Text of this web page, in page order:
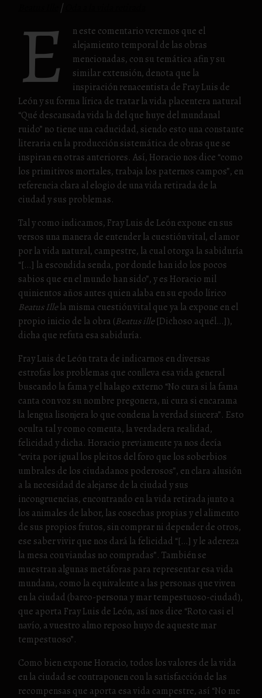
|
E
n este comentario veremos que el
alejamiento temporal de las obras
mencionadas, con su temática afin y su
similar extensión, denota que la
inspiración renacentista de Fray Luis de
León y su forma lírica de tratar la vida placentera natural
“Qué descansada vida la del que huye del mundanal
ruido” no tiene una caducidad, siendo esto una constante
literaria en la producción sistemática de obras que se
inspiran en otras anteriores. Así, Horacio nos dice “como
los primitivos mortales, trabaja los paternos campos”, en
referencia clara al elogio de una vida retirada de la
ciudad y sus problemas.
Tal y como indicamos, Fray Luis de León expone en sus
versos una manera de entender la cuestión vital, el amor
por la vida natural, campestre, la cual otorga la sabiduría
“[…] la escondida senda, por donde han ido los pocos
sabios que en el mundo han sido”, y es Horacio mil
quinientos años antes quien alaba en su epodo lírico
Beatus Illela misma cuestión vital que ya la expone en el
propio inicio de la obra (Beatus ille[Dichoso aquél…]),
dicha que refuta esa sabiduría.
Fray Luis de León trata de indicarnos en diversas
estrofas los problemas que conlleva esa vida general
buscando la fama y el halago externo “No cura si la fama
canta con voz su nombre pregonera, ni cura si encarama
la lengua lisonjera lo que condena la verdad sincera”. Esto
oculta tal y como comenta, la verdadera realidad,
felicidad y dicha. Horacio previamente ya nos decía
“evita por igual los pleitos del foro que los soberbios
umbrales de los ciudadanos poderosos”, en clara alusión
a la necesidad de alejarse de la ciudad y sus
incongruencias, encontrando en la vida retirada junto a
los animales de labor, las cosechas propias y el alimento
de sus propios frutos, sin comprar ni depender de otros,
ese saber vivir que nos dará la felicidad “[…] y le adereza
la mesa con viandas no compradas”. También se
muestran algunas metáforas para representar esa vida
mundana, como la equivalente a las personas que viven
en la ciudad (barco-persona y mar tempestuoso-ciudad),
que aporta Fray Luis de León, así nos dice “Roto casi el
navío, a vuestro almo reposo huyo de aqueste mar
tempestuoso”.
Como bien expone Horacio, todos los valores de la vida
en la ciudad se contraponen con la satisfacción de las
recompensas que aporta esa vida campestre, así “No me